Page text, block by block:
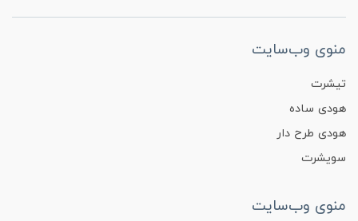
منوی وب‌سایت
تیشرت
هودی ساده
هودی طرح دار
سویشرت
منوی وب‌سایت